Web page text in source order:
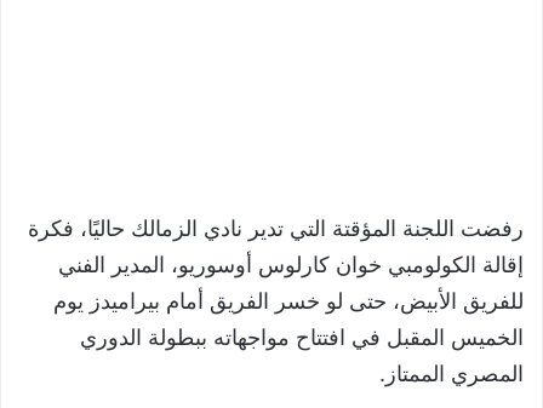
رفضت اللجنة المؤقتة التي تدير نادي الزمالك حاليًا، فكرة
إقالة الكولومبي خوان كارلوس أوسوريو، المدير الفني
للفريق الأبيض، حتى لو خسر الفريق أمام بيراميدز يوم
الخميس المقبل في افتتاح مواجهاته ببطولة الدوري
المصري الممتاز.